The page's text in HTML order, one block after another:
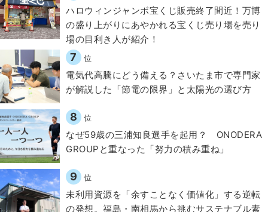
ハロウィンジャンボ宝くじ販売終了間近！万博
の盛り上がりにあやかれる宝くじ売り場を売り
場の目利き人が紹介！
7 位
電気代高騰にどう備える？さいたま市で専門家
が解説した「節電の限界」と太陽光の選び方
8 位
なぜ59歳の三浦知良選手を起用？ ONODERA
GROUPと重なった「努力の積み重ね」
9 位
​​未利用資源を「余すことなく価値化」する逆転
の発想。福島・南相馬から挑むサステナブル素